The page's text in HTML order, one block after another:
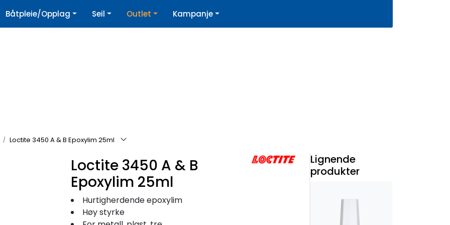
| Nyhetsbrev
Båtpleie/Opplag Seil Outlet Kampanje
Loctite 3450 A & B Epoxylim 25ml
Loctite 3450 A & B
Epoxylim 25ml
Hurtigherdende epoxylim
Høy styrke
Lignende
produkter